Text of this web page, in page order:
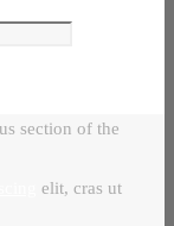
section of the
elit, cras ut